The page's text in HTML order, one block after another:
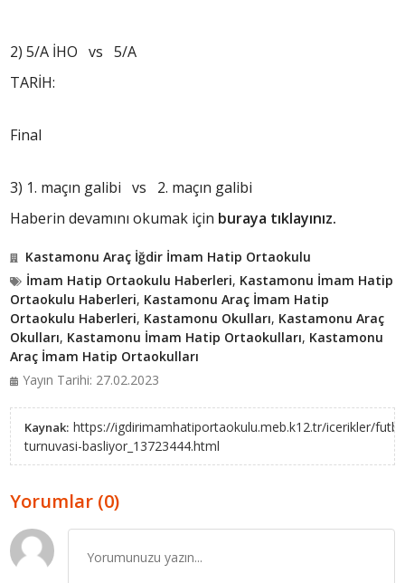
2) 5/A İHO vs 5/A
TARİH:
Final
3) 1. maçın galibi vs 2. maçın galibi
Haberin devamını okumak için buraya tıklayınız.
Kastamonu Araç İğdir İmam Hatip Ortaokulu
İmam Hatip Ortaokulu Haberleri, Kastamonu İmam Hatip
Ortaokulu Haberleri, Kastamonu Araç İmam Hatip
Ortaokulu Haberleri, Kastamonu Okulları, Kastamonu Araç
Okulları, Kastamonu İmam Hatip Ortaokulları, Kastamonu
Araç İmam Hatip Ortaokulları
Yayın Tarihi: 27.02.2023
Kaynak: https://igdirimamhatiportaokulu.meb.k12.tr/icerikler/
turnuvasi-basliyor_13723444.html
Yorumlar (0)